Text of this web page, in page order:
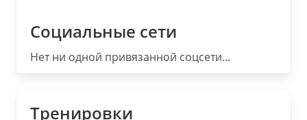
Социальные сети
Нет ни одной привязанной соцсети...
Тренировки